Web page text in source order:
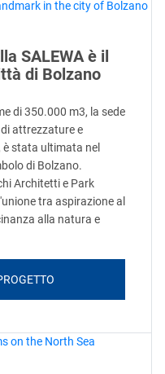
SALEWA è il
di Bolzano
di 350.000 m3, la sede
attrezzature e
stata ultimata nel
di Bolzano.
Architetti e Park
tra aspirazione al
alla natura e